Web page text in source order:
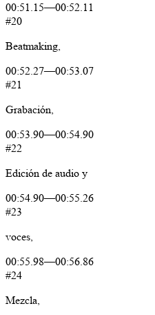
00:51.15—00:52.11
#20
Beatmaking,
00:52.27—00:53.07
#21
Grabación,
00:53.90—00:54.90
#22
Edición de audio y
00:54.90—00:55.26
#23
voces,
00:55.98—00:56.86
#24
Mezcla,